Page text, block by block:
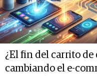
¿El fin del carrito de
cambiando el e-